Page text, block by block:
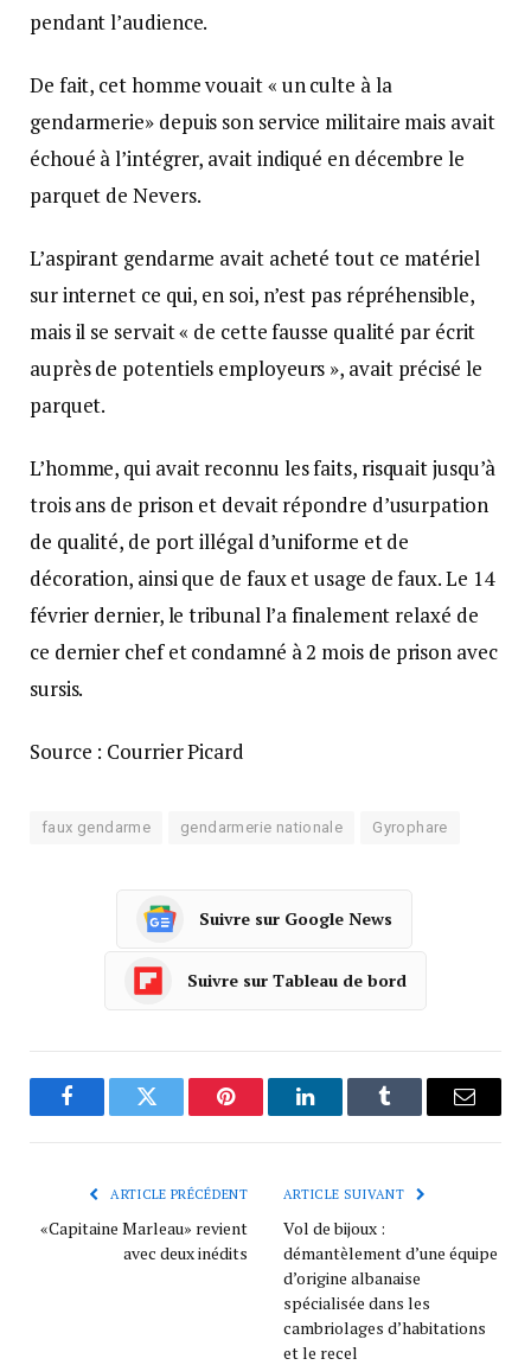
pendant l’audience.
De fait, cet homme vouait « un culte à la
gendarmerie» depuis son service militaire mais avait
échoué à l’intégrer, avait indiqué en décembre le
parquet de Nevers.
L’aspirant gendarme avait acheté tout ce matériel
sur internet ce qui, en soi, n’est pas répréhensible,
mais il se servait « de cette fausse qualité par écrit
auprès de potentiels employeurs », avait précisé le
parquet.
L’homme, qui avait reconnu les faits, risquait jusqu’à
trois ans de prison et devait répondre d’usurpation
de qualité, de port illégal d’uniforme et de
décoration, ainsi que de faux et usage de faux. Le 14
février dernier, le tribunal l’a finalement relaxé de
ce dernier chef et condamné à 2 mois de prison avec
sursis.
Source : Courrier Picard
faux gendarme gendarmerie nationale Gyrophare
Suivre sur Google News
Suivre sur Tableau de bord
FacebookTwitter Pinterest LinkedInTumblr
ARTICLE PRÉCÉDENT
«Capitaine Marleau» revient
avec deux inédits
ARTICLE SUIVANT
Vol de bijoux :
démantèlement d’une équipe
d’origine albanaise
spécialisée dans les
cambriolages d’habitations
et le recel